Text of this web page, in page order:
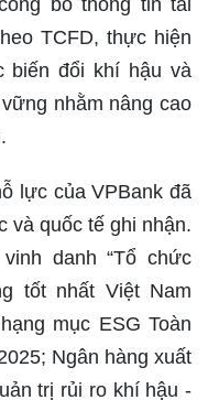
bố thông tin tài
TCFD, thực hiện
biến đổi khí hậu và
nhằm nâng cao
lực của VPBank đã
và quốc tế ghi nhận.
danh “Tổ chức
tốt nhất Việt Nam
mục ESG Toàn
Ngân hàng xuất
trị rủi ro khí hậu -